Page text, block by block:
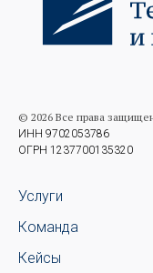
© 2026 Все права
ИНН 9702053786
ОГРН 1237700135320
Услуги
Команда
Кейсы